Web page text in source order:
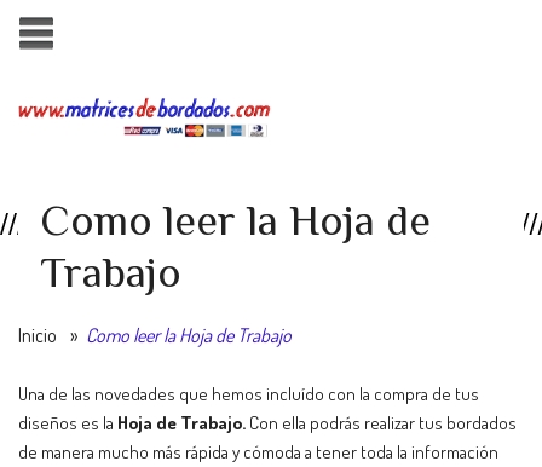
Como leer la Hoja de
Trabajo
Inicio » Como leer la Hoja de Trabajo
Una de las novedades que hemos incluído con la compra de tus
diseños es la Hoja de Trabajo. Con ella podrás realizar tus bordados
de manera mucho más rápida y cómoda a tener toda la información